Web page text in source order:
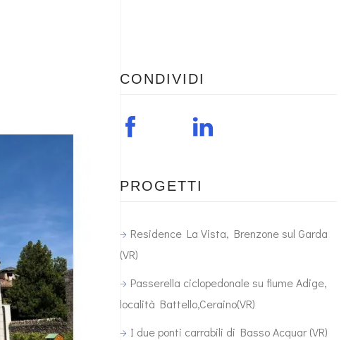
CONDIVIDI
PROGETTI
Residence La Vista, Brenzone sul Garda
(VR)
Passerella ciclopedonale su fiume Adige,
località Battello,Ceraino(VR)
I due ponti carrabili di Basso Acquar (VR)